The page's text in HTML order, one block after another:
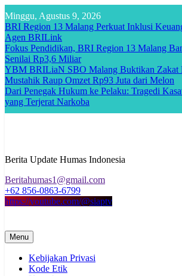
to
content
Minggu, Agustus 9, 2026
BRI Region 13 Malang Perkuat Inklusi
Agen BRILink
Fokus Pendidikan, BRI Region 13 Malang
Senilai Rp3,6 Miliar
YBM BRILiaN SBO Malang Buktikan Zakat
Mustahik Raup Omzet Rp93 Juta dari Melon
Dari Penegak Hukum ke Pelaku: Tragedi
yang Terjerat Narkoba
Berita Update Humas Indonesia
Beritahumas1@gmail.com
+62 856-0863-6799
https://youtube.com/@siaptv
Menu
Kebijakan Privasi
Kode Etik